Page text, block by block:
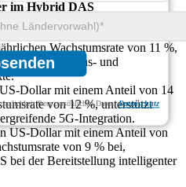
Ihrer persönlichen Daten.Datenschutz
im Hybrid DAS
Dollar mit einem Anteil von 18 %
Wachstumsrate von 11 %,
Unternehmens- und
Dollar mit einem Anteil von 14
von 12 %, unterstützt
5G-Integration.
US-Dollar mit einem Anteil von
von 9 % bei,
bei der Bereitstellung intelligenter